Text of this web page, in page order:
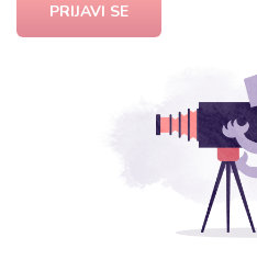
PRIJAVI SE